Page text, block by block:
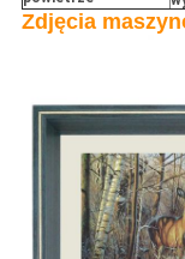
Zdjęcia